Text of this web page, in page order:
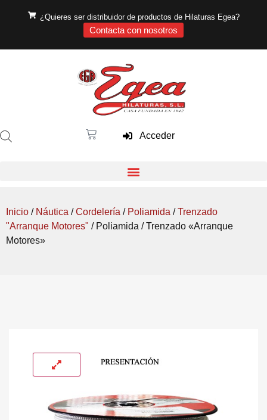
¿Quieres ser distribuidor de productos de Hilaturas Egea?
Contacta con nosotros
Acceder
Inicio / Náutica /Cordelería / Poliamida /Trenzado
"Arranque Motores" / Poliamida / Trenzado «Arranque
Motores»